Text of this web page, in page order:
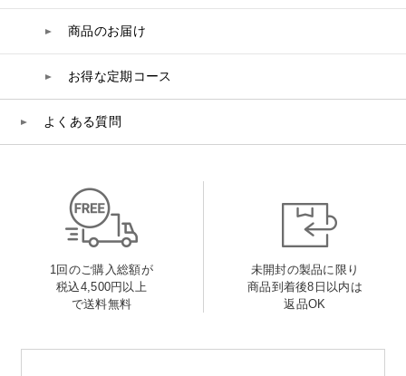
商品のお届け
お得な定期コース
よくある質問
1回のご購入総額が
税込4,500円以上
で送料無料
未開封の製品に限り
商品到着後8日以内は
返品OK